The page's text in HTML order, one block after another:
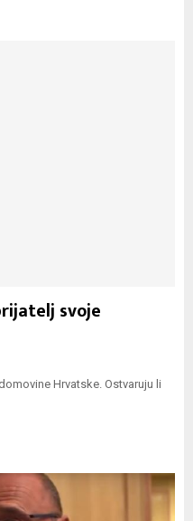
svoje
Hrvatske. Ostvaruju li